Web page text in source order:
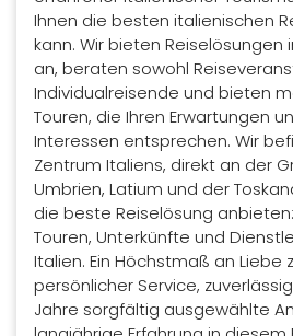
Ihnen die besten italienischen
kann. Wir bieten Reiselösungen
an, beraten sowohl
Individualreisende und bieten
Touren, die Ihren Erwartungen
Interessen entsprechen. Wir
Zentrum Italiens, direkt an der
Umbrien, Latium und der
die beste Reiselösung
Touren, Unterkünfte und
Italien. Ein Höchstmaß an Liebe
persönlicher Service,
Jahre sorgfältig ausgewählte